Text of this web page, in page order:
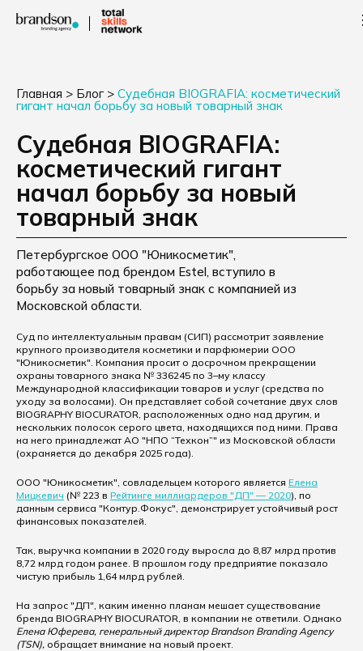
Главная > Блог > Судебная BIOGRAFIA: косметический
гигант начал борьбу за новый товарный знак
Судебная BIOGRAFIA:
косметический гигант
начал борьбу за новый
товарный знак
Петербургское ООО "Юникосметик",
работающее под брендом Estel, вступило в
борьбу за новый товарный знак с компанией из
Московской области.
Суд по интеллектуальным правам (СИП) рассмотрит заявление
крупного производителя косметики и парфюмерии ООО
"Юникосметик". Компания просит о досрочном прекращении
охраны товарного знака № 336245 по 3–му классу
Международной классификации товаров и услуг (средства по
уходу за волосами). Он представляет собой сочетание двух слов
BIOGRAPHY BIOCURATOR, расположенных одно над другим, и
нескольких полосок серого цвета, находящихся под ними. Права
на него принадлежат АО "НПО “Техкон”" из Московской области
(охраняется до декабря 2025 года).
ООО "Юникосметик", совладельцем которого является Елена
Мицкевич (№ 223 в Рейтинге миллиардеров "ДП" — 2020), по
данным сервиса "Контур.Фокус", демонстрирует устойчивый рост
финансовых показателей.
Так, выручка компании в 2020 году выросла до 8,87 млрд против
8,72 млрд годом ранее. В прошлом году предприятие показало
чистую прибыль 1,64 млрд рублей.
На запрос "ДП", каким именно планам мешает существование
бренда BIOGRAPHY BIOCURATOR, в компании не ответили. Однако
Елена Юферева, генеральный директор Brandson Branding Agency
(TSN), обращает внимание на новый проект.